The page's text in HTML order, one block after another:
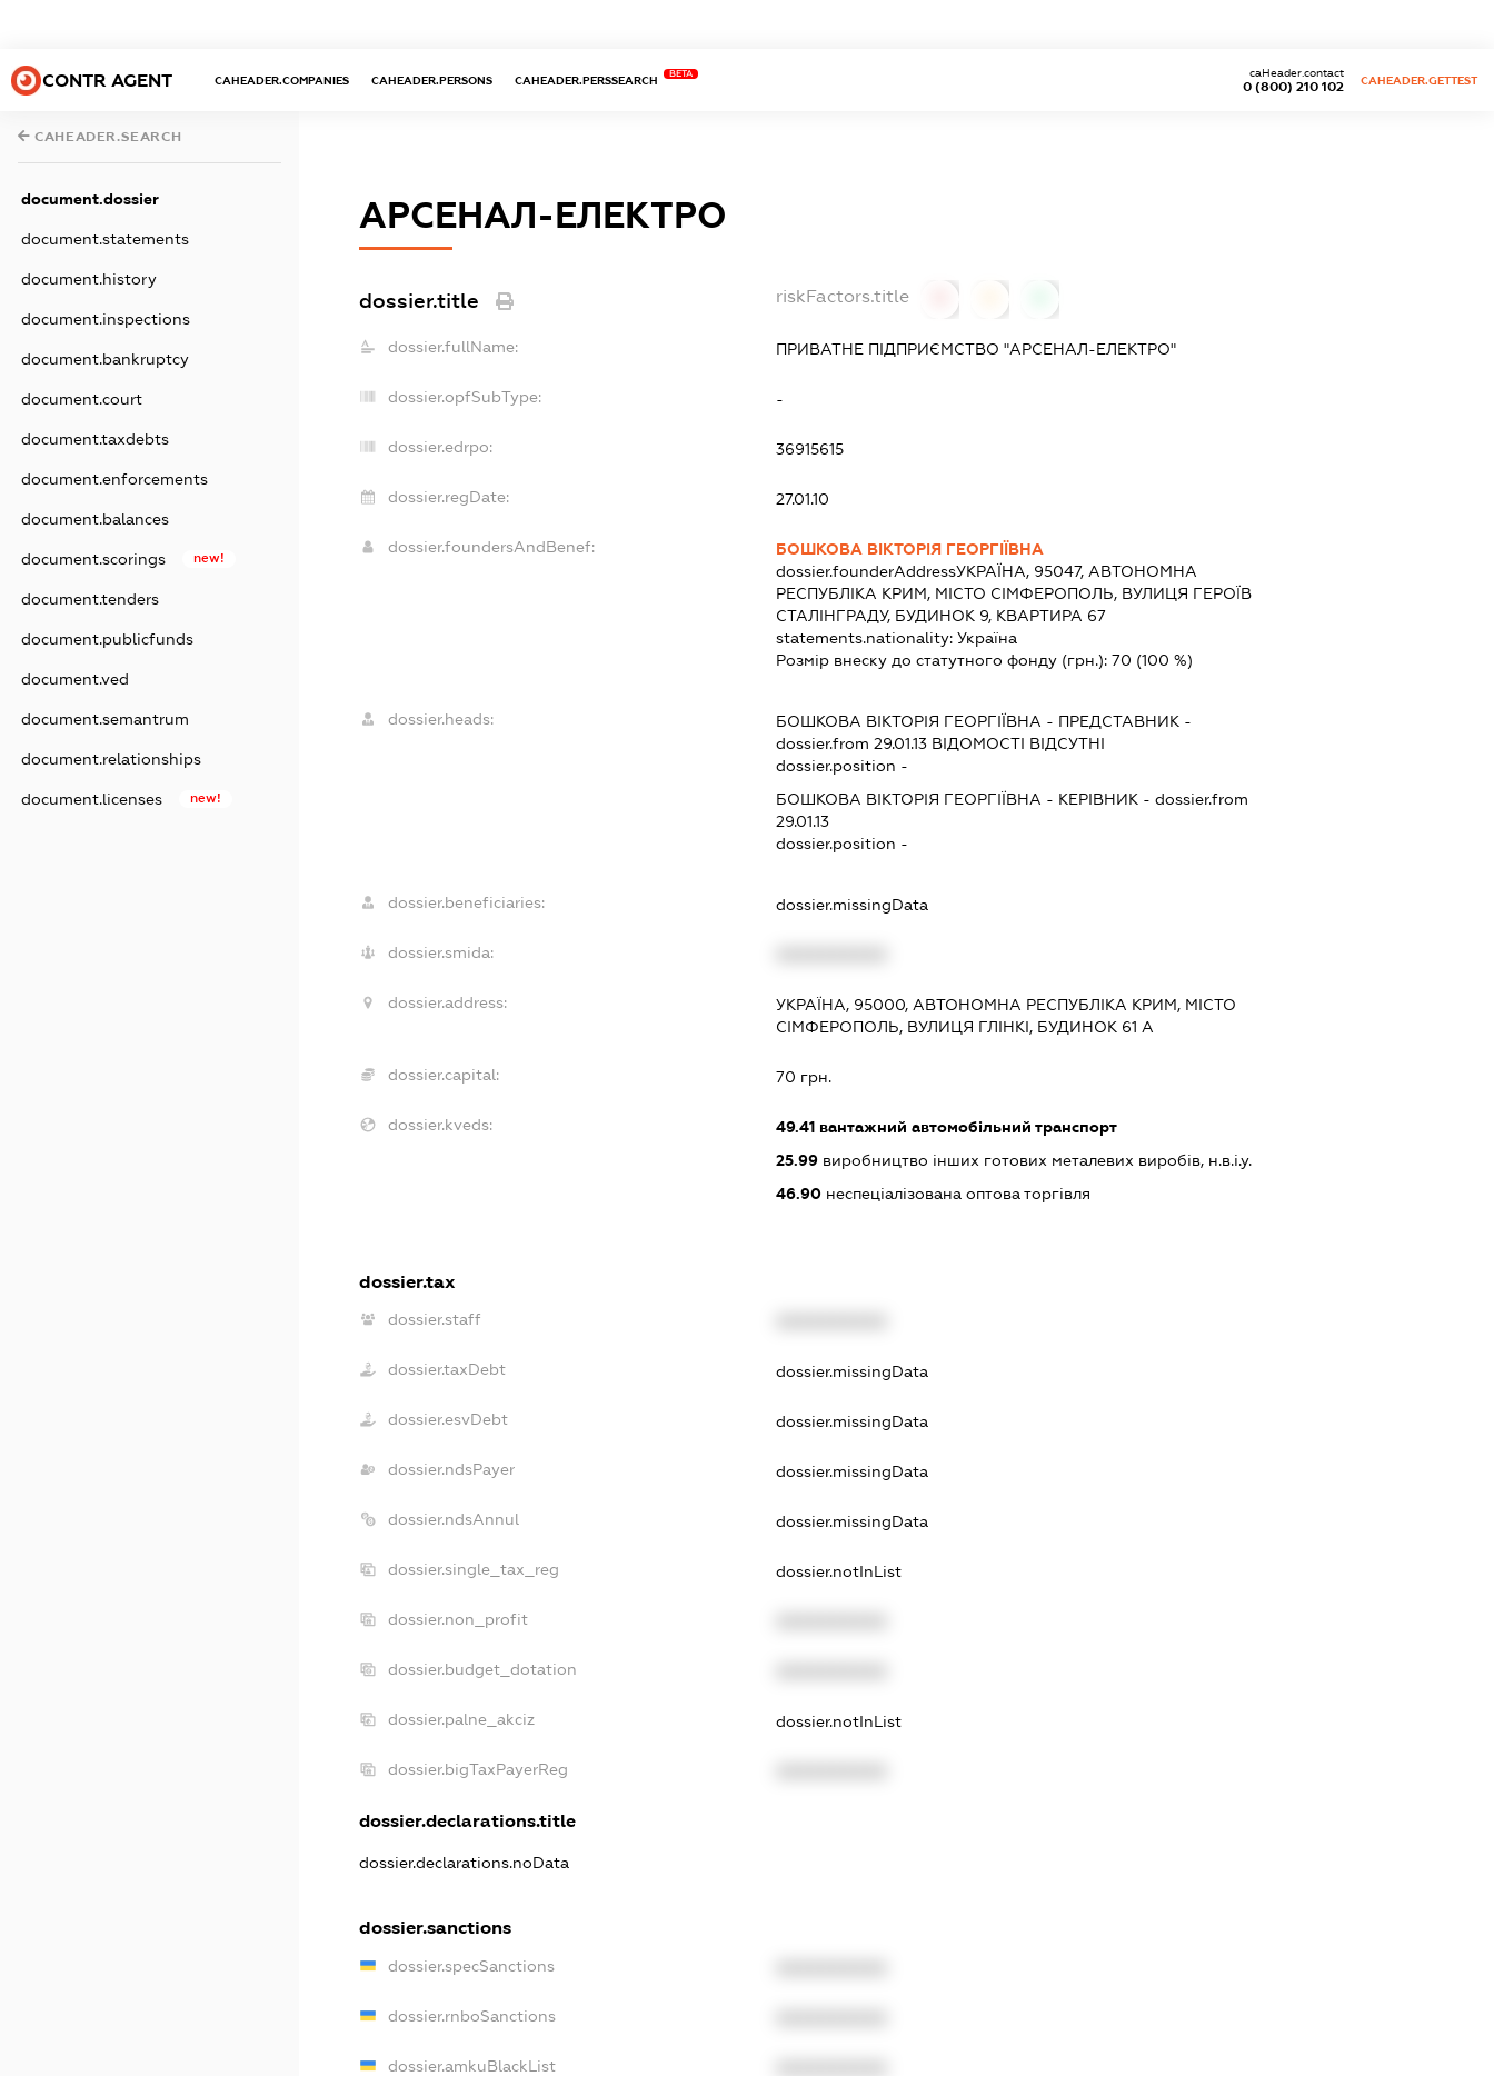
CONTR AGENT CAHEADER.COMPANIES CAHEADER.PERSONS CAHEADER.PERSSEARCH
BETA
0 (800) 210 102
caHeader.contact
CAHEADER.GETTEST
CAHEADER.SEARCH
document.dossier
document.statements
document.history
document.inspections
document.bankruptcy
document.court
document.taxdebts
document.enforcements
document.balances
document.scorings new!
document.tenders
document.publicfunds
document.ved
document.semantrum
document.relationships
document.licenses new!
АРСЕНАЛ-ЕЛЕКТРО
dossier.title riskFactors.title
dossier.fullName: ПРИВАТНЕ ПІДПРИЄМСТВО "АРСЕНАЛ-ЕЛЕКТРО"
dossier.opfSubType: -
dossier.edrpo: 36915615
dossier.regDate: 27.01.10
dossier.foundersAndBenef:
БОШКОВА ВІКТОРІЯ ГЕОРГІЇВНА
dossier.founderAddressУКРАЇНА, 95047, АВТОНОМНА
РЕСПУБЛІКА КРИМ, МІСТО СІМФЕРОПОЛЬ, ВУЛИЦЯ ГЕРОЇВ
СТАЛІНГРАДУ, БУДИНОК 9, КВАРТИРА 67
statements.nationality: Україна
Розмір внеску до статутного фонду (грн.): 70 (100 %)
dossier.heads: БОШКОВА ВІКТОРІЯ ГЕОРГІЇВНА - ПРЕДСТАВНИК -
dossier.from 29.01.13ВІДОМОСТІ ВІДСУТНІ
dossier.position -
БОШКОВА ВІКТОРІЯ ГЕОРГІЇВНА - КЕРІВНИК - dossier.from
29.01.13
dossier.position -
dossier.beneficiaries: dossier.missingData
dossier.smida:
dossier.address:
УКРАЇНА, 95000, АВТОНОМНА РЕСПУБЛІКА КРИМ, МІСТО
СІМФЕРОПОЛЬ, ВУЛИЦЯ ГЛІНКІ, БУДИНОК 61 А
dossier.capital: 70 грн.
dossier.kveds: 49.41вантажний автомобільний транспорт
25.99виробництво інших готових металевих виробів, н.в.і.у.
46.90неспеціалізована оптова торгівля
dossier.tax
dossier.staff
dossier.taxDebt dossier.missingData
dossier.esvDebt dossier.missingData
dossier.ndsPayer dossier.missingData
dossier.ndsAnnul dossier.missingData
dossier.single_tax_reg dossier.notInList
dossier.non_profit
dossier.budget_dotation
dossier.palne_akciz dossier.notInList
dossier.bigTaxPayerReg
dossier.declarations.title
dossier.declarations.noData
dossier.sanctions
dossier.specSanctions
dossier.rnboSanctions
dossier.amkuBlackList